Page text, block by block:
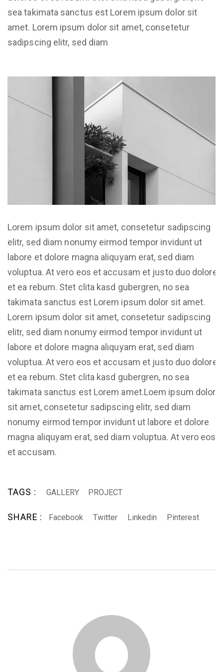
sea takimata sanctus est Lorem ipsum dolor sit
amet. Lorem ipsum dolor sit amet, consetetur
sadipscing elitr, sed diam
Lorem ipsum dolor sit amet, consetetur sadipscing
elitr, sed diam nonumy eirmod tempor invidunt ut
labore et dolore magna aliquyam erat, sed diam
voluptua. At vero eos et accusam et justo duo dolores
et ea rebum. Stet clita kasd gubergren, no sea
takimata sanctus est Lorem ipsum dolor sit amet.
Lorem ipsum dolor sit amet, consetetur sadipscing
elitr, sed diam nonumy eirmod tempor invidunt ut
labore et dolore magna aliquyam erat, sed diam
voluptua. At vero eos et accusam et justo duo dolores
et ea rebum. Stet clita kasd gubergren, no sea
takimata sanctus est Lorem amet.Loem ipsum dolor
sit amet, consetetur sadipscing elitr, sed diam
nonumy eirmod tempor invidunt ut labore et dolore
magna aliquyam erat, sed diam voluptua. At vero eos
et accusam.
TAGS : GALLERY PROJECT
SHARE : Facebook Twitter Linkedin Pinterest